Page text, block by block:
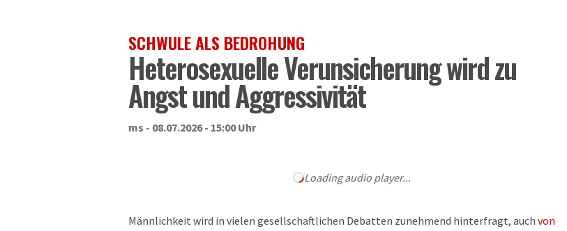
SCHWULE ALS BEDROHUNG
Heterosexuelle Verunsicherung wird zu
Angst und Aggressivität
ms - 08.07.2026 - 15:00 Uhr
Loading audio player...
Männlichkeit wird in vielen gesellschaftlichen Debatten zunehmend hinterfragt, auch von